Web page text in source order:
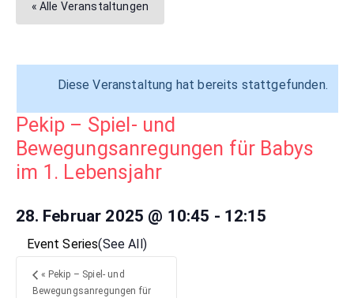
« Alle Veranstaltungen
Diese Veranstaltung hat bereits stattgefunden.
Pekip – Spiel- und
Bewegungsanregungen für Babys
im 1. Lebensjahr
28. Februar 2025 @ 10:45 - 12:15
Event Series(See All)
« Pekip – Spiel- und
Bewegungsanregungen für